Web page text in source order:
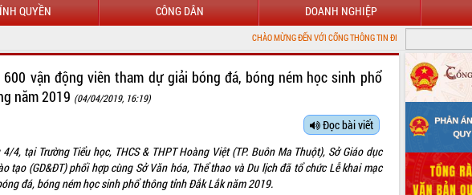
QUYỀN CÔNG DÂN DOANH NGHIỆP
CHÀO MỪNG ĐẾN VỚI CỔNG THÔNG TIN ĐIỆN TỬ TỈNH ĐẮK LẮK
600 vận động viên tham dự giải bóng đá, bóng ném học sinh phổ
năm 2019 (04/04/2019, 16:19)
Đọc bài viết
4/4, tại Trường Tiểu học, THCS & THPT Hoàng Việt (TP. Buôn Ma Thuột), Sở Giáo dục
tạo (GD&ĐT) phối hợp cùng Sở Văn hóa, Thể thao và Du lịch đã tổ chức Lễ khai mạc
đá, bóng ném học sinh phổ thông tỉnh Đắk Lắk năm 2019.